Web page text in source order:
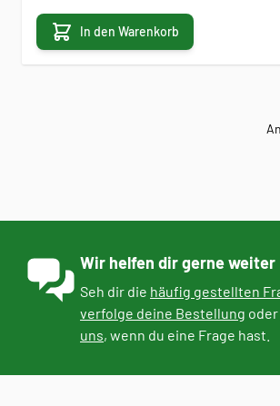
In den Warenkorb
Wir helfen dir gerne weiter
Seh dir die häufig gestellten
verfolge deine Bestellung oder
uns, wenn du eine Frage hast.